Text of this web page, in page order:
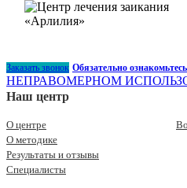
Заказать звонок Обязательно ознакомьтесь
НЕПРАВОМЕРНОМ
Наш центр
О центре
О методике
Результаты и отзывы
Специалисты